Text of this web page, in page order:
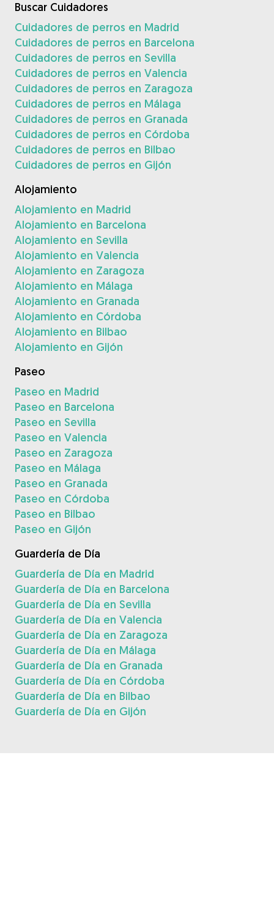
Buscar Cuidadores
Cuidadores de perros en Madrid
Cuidadores de perros en Barcelona
Cuidadores de perros en Sevilla
Cuidadores de perros en Valencia
Cuidadores de perros en Zaragoza
Cuidadores de perros en Málaga
Cuidadores de perros en Granada
Cuidadores de perros en Córdoba
Cuidadores de perros en Bilbao
Cuidadores de perros en Gijón
Alojamiento
Alojamiento en Madrid
Alojamiento en Barcelona
Alojamiento en Sevilla
Alojamiento en Valencia
Alojamiento en Zaragoza
Alojamiento en Málaga
Alojamiento en Granada
Alojamiento en Córdoba
Alojamiento en Bilbao
Alojamiento en Gijón
Paseo
Paseo en Madrid
Paseo en Barcelona
Paseo en Sevilla
Paseo en Valencia
Paseo en Zaragoza
Paseo en Málaga
Paseo en Granada
Paseo en Córdoba
Paseo en Bilbao
Paseo en Gijón
Guardería de Día
Guardería de Día en Madrid
Guardería de Día en Barcelona
Guardería de Día en Sevilla
Guardería de Día en Valencia
Guardería de Día en Zaragoza
Guardería de Día en Málaga
Guardería de Día en Granada
Guardería de Día en Córdoba
Guardería de Día en Bilbao
Guardería de Día en Gijón